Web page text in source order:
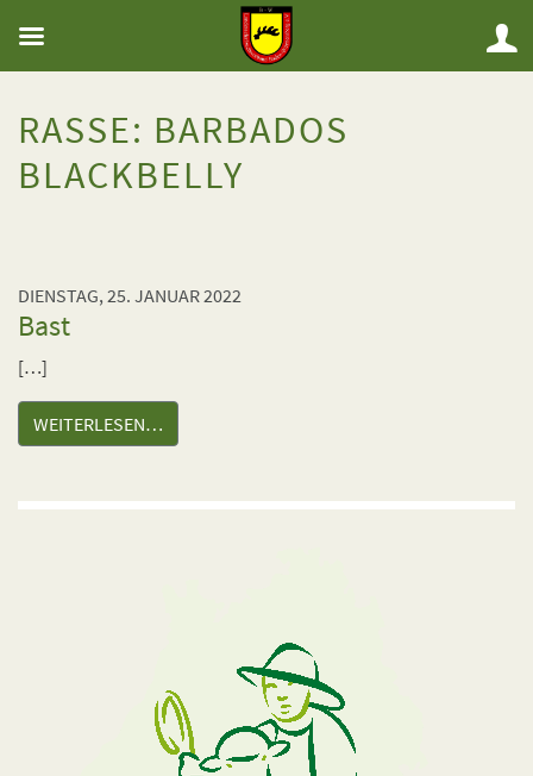
RASSE: BARBADOS
BLACKBELLY
DIENSTAG, 25. JANUAR 2022
Bast
[…]
WEITERLESEN…